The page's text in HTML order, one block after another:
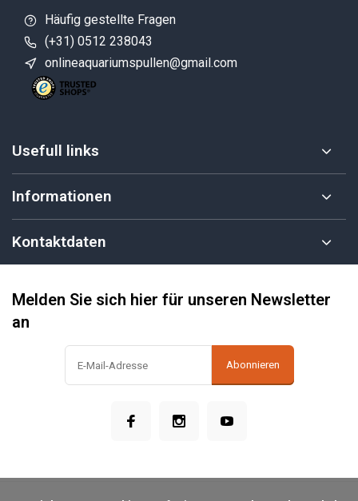
Häufig gestellte Fragen
(+31) 0512 238043
onlineaquariumspullen@gmail.com
Usefull links
Informationen
Kontaktdaten
Melden Sie sich hier für unseren Newsletter
an
Abonnieren